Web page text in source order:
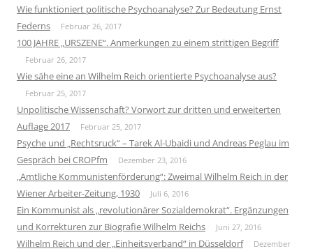
Wie funktioniert politische Psychoanalyse? Zur Bedeutung Ernst
Federns
Februar 26, 2017
100 JAHRE „URSZENE“. Anmerkungen zu einem strittigen Begriff
Februar 26, 2017
Wie sähe eine an Wilhelm Reich orientierte Psychoanalyse aus?
Februar 25, 2017
Unpolitische Wissenschaft? Vorwort zur dritten und erweiterten
Auflage 2017
Februar 25, 2017
Psyche und „Rechtsruck“ – Tarek Al-Ubaidi und Andreas Peglau im
Gespräch bei CROPfm
Dezember 23, 2016
„Amtliche Kommunistenförderung“: Zweimal Wilhelm Reich in der
Wiener Arbeiter-Zeitung, 1930
Juli 6, 2016
Ein Kommunist als „revolutionärer Sozialdemokrat“. Ergänzungen
und Korrekturen zur Biografie Wilhelm Reichs
Juni 27, 2016
Wilhelm Reich und der „Einheitsverband“ in Düsseldorf
Dezember